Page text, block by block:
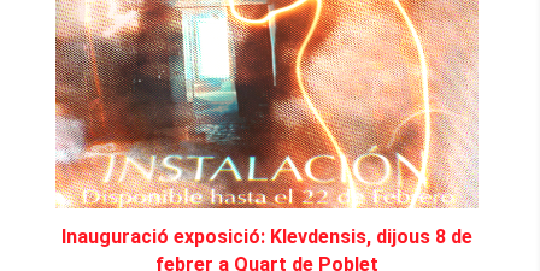
Inauguració exposició: Klevdensis, dijous 8 de
febrer a Quart de Poblet